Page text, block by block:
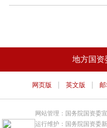
地方国资
网页版 | 英文版 |
网站管理：国务院国资委
运行维护：国务院国资委